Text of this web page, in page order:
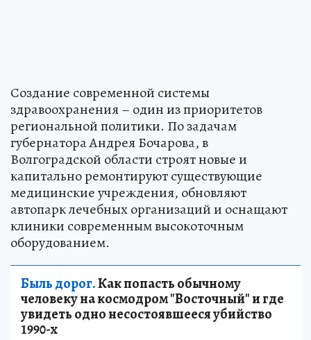
Создание современной системы
здравоохранения – один из приоритетов
региональной политики. По задачам
губернатора Андрея Бочарова, в
Волгоградской области строят новые и
капитально ремонтируют существующие
медицинские учреждения, обновляют
автопарк лечебных организаций и оснащают
клиники современным высокоточным
оборудованием.
Быль дорог.Как попасть обычному
человеку на космодром "Восточный" и где
увидеть одно несостоявшееся убийство
1990-х